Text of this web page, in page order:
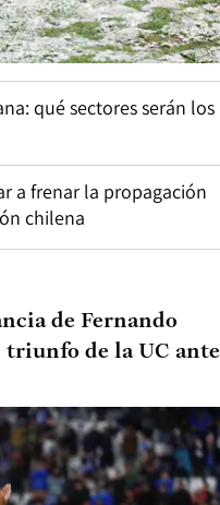
qué sectores serán los
a frenar la propagación
chilena
de Fernando
triunfo de la UC ante